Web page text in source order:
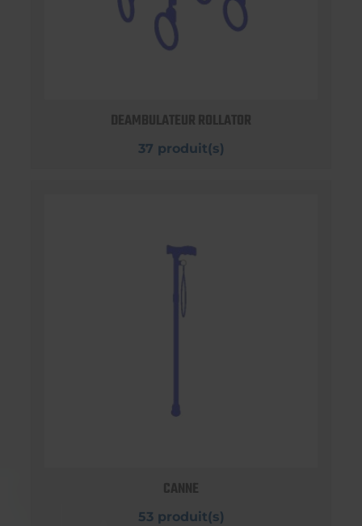
DEAMBULATEUR ROLLATOR
37 produit(s)
CANNE
53 produit(s)